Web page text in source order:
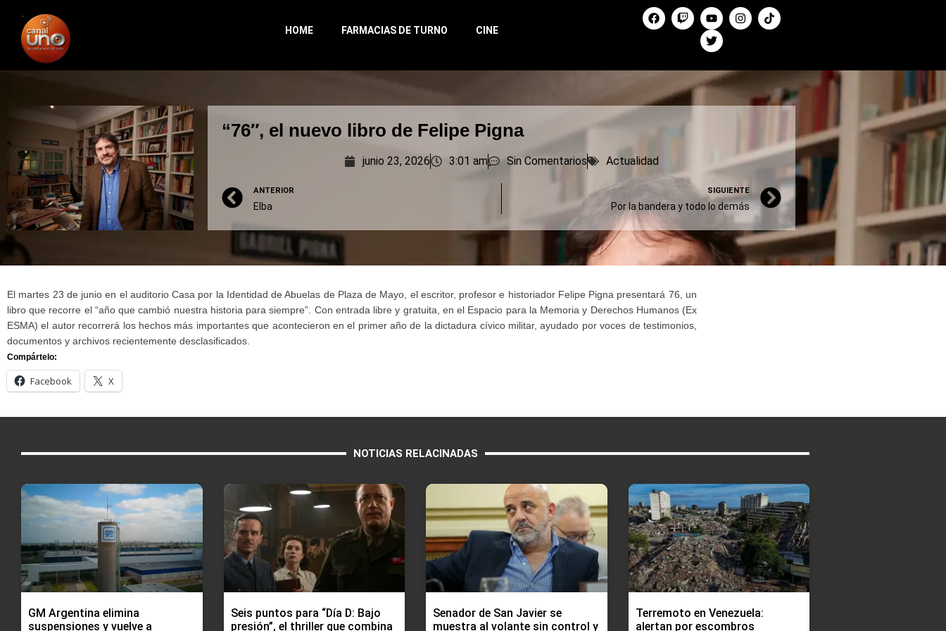
HOME FARMACIAS DE TURNO CINE
“76″, el nuevo libro de Felipe Pigna
junio 23, 2026 3:01 am Sin Comentarios Actualidad
ANTERIOR
Elba
SIGUIENTE
Por la bandera y todo lo demás
El martes 23 de junio en el auditorio Casa por la Identidad de Abuelas de Plaza de Mayo, el escritor, profesor e historiador Felipe Pigna presentará 76, un
libro que recorre el “año que cambió nuestra historia para siempre”. Con entrada libre y gratuita, en el Espacio para la Memoria y Derechos Humanos (Ex
ESMA) el autor recorrerá los hechos más importantes que acontecieron en el primer año de la dictadura cívico militar, ayudado por voces de testimonios,
documentos y archivos recientemente desclasificados.
Compártelo:
Facebook X
NOTICIAS RELACINADAS
GM Argentina elimina
suspensiones y vuelve a
Seis puntos para “Día D: Bajo
presión”, el thriller que combina
Senador de San Javier se
muestra al volante sin control y
Terremoto en Venezuela:
alertan por escombros